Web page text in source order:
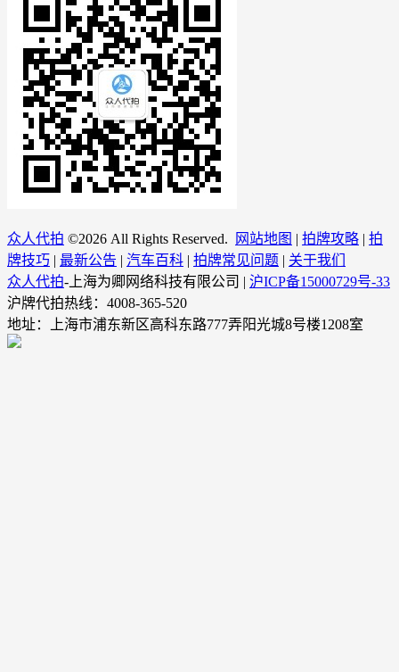
众人代拍 ©2026 All Rights Reserved. 网站地图 | 拍牌攻略 | 拍
牌技巧 | 最新公告 | 汽车百科 | 拍牌常见问题 | 关于我们
众人代拍-上海为卿网络科技有限公司 | 沪ICP备15000729号-33
沪牌代拍热线：4008-365-520
地址：上海市浦东新区高科东路777弄阳光城8号楼1208室